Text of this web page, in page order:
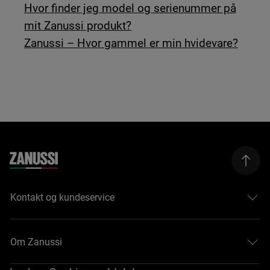
Hvor finder jeg model og serienummer på
mit Zanussi produkt?
Zanussi – Hvor gammel er min hvidevare?
Kontakt og kundeservice
Om Zanussi